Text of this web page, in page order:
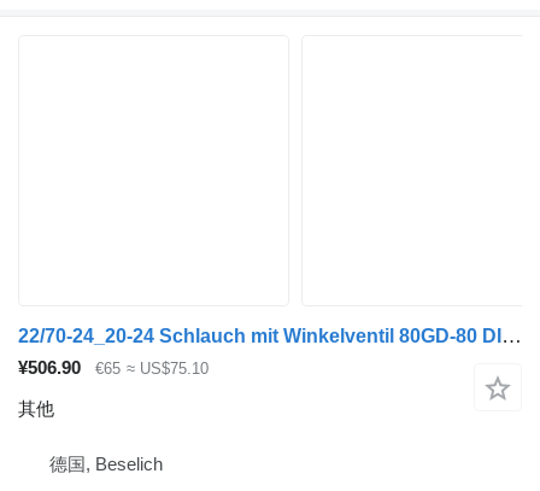
22/70-24_20-24 Schlauch mit Winkelventil 80GD-80 DIN7786
¥506.90 €65 ≈ US$75.10
其他
德国, Beselich